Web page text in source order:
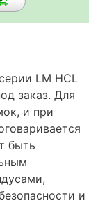
LM HCL
заказ. Для
и при
быть
и